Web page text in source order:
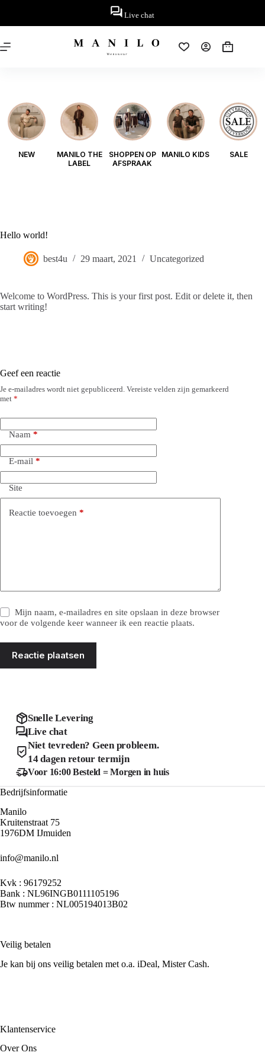
de
Live chat
NEW
MANILO THE
LABEL
SHOPPEN OP
AFSPRAAK
MANILO KIDS SALE
Hello world!
best4u 29 maart, 2021 Uncategorized
Welcome to WordPress. This is your first post. Edit or delete it, then
start writing!
Geef een reactie
Je e-mailadres wordt niet gepubliceerd. Vereiste velden zijn gemarkeerd
met *
Naam *
E-mail *
Site
Reactie toevoegen *
Mijn naam, e-mailadres en site opslaan in deze browser
voor de volgende keer wanneer ik een reactie plaats.
Reactie plaatsen
Snelle Levering
Live chat
Niet tevreden? Geen probleem.
14 dagen retour termijn
Voor 16:00 Besteld = Morgen in huis
Bedrijfsinformatie
Manilo
Kruitenstraat 75
1976DM IJmuiden
info@manilo.nl
Kvk : 96179252
Bank : NL96INGB0111105196
Btw nummer : NL005194013B02
Veilig betalen
Je kan bij ons veilig betalen met o.a. iDeal, Mister Cash.
Klantenservice
Over Ons